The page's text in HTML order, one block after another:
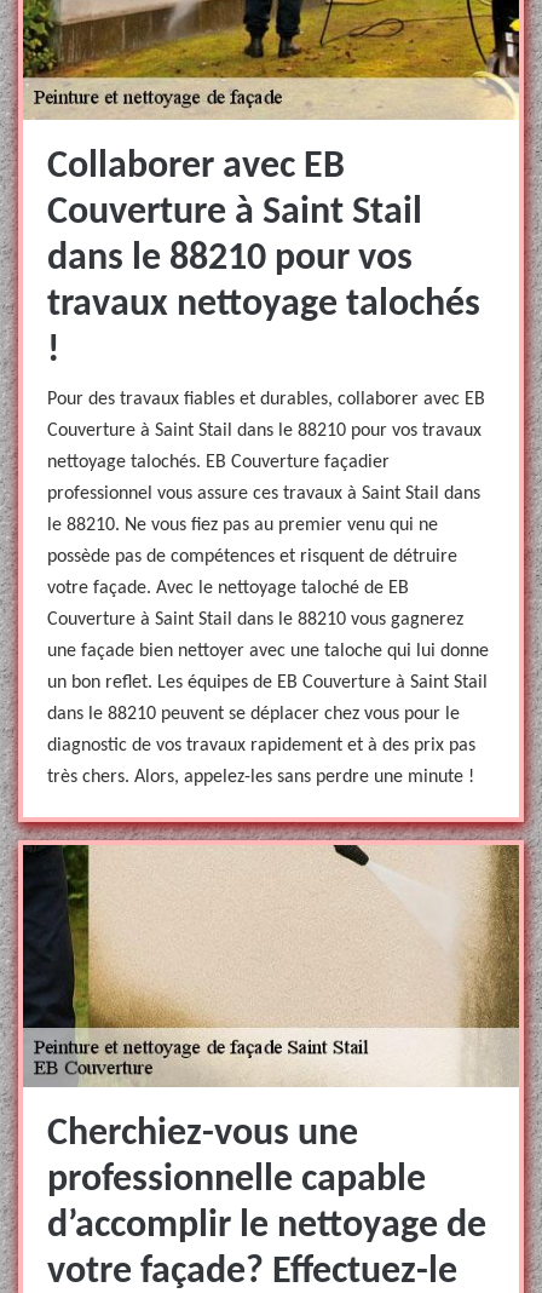
Collaborer avec EB
Couverture à Saint Stail
dans le 88210 pour vos
travaux nettoyage talochés
!
Pour des travaux fiables et durables, collaborer avec EB
Couverture à Saint Stail dans le 88210 pour vos travaux
nettoyage talochés. EB Couverture façadier
professionnel vous assure ces travaux à Saint Stail dans
le 88210. Ne vous fiez pas au premier venu qui ne
possède pas de compétences et risquent de détruire
votre façade. Avec le nettoyage taloché de EB
Couverture à Saint Stail dans le 88210 vous gagnerez
une façade bien nettoyer avec une taloche qui lui donne
un bon reflet. Les équipes de EB Couverture à Saint Stail
dans le 88210 peuvent se déplacer chez vous pour le
diagnostic de vos travaux rapidement et à des prix pas
très chers. Alors, appelez-les sans perdre une minute !
Cherchiez-vous une
professionnelle capable
d’accomplir le nettoyage de
votre façade? Effectuez-le